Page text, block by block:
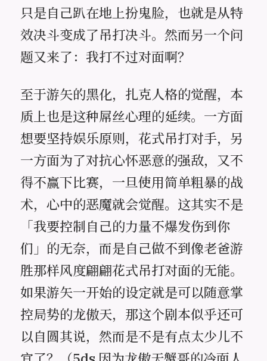
只是自己趴在地上扮鬼脸，也就是从特
效决斗变成了吊打决斗。然而另一个问
题又来了：我打不过对面啊？
至于游矢的黑化，扎克人格的觉醒，本
质上也是这种屌丝心理的延续。一方面
想要坚持娱乐原则，花式吊打对手，另
一方面为了对抗心怀恶意的强敌，又不
得不赢下比赛，一旦使用简单粗暴的战
术，心中的恶魔就会觉醒。这其实不是
「我要控制自己的力量不爆发伤到你
们」的无奈，而是自己做不到像老爸游
胜那样风度翩翩花式吊打对面的无能。
如果游矢一开始的设定就是可以随意掌
控局势的龙傲天，那这个剧本似乎还可
以自圆其说，然而是不是有点太少儿不